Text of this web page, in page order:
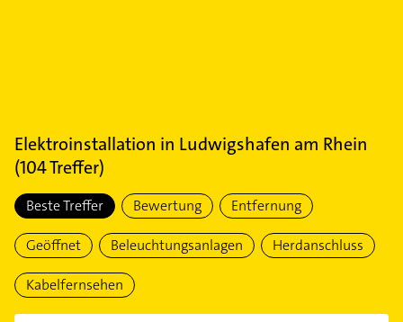
Elektroinstallation in Ludwigshafen am Rhein
(104Treffer)
Beste Treffer Bewertung Entfernung
Geöffnet Beleuchtungsanlagen Herdanschluss
Kabelfernsehen